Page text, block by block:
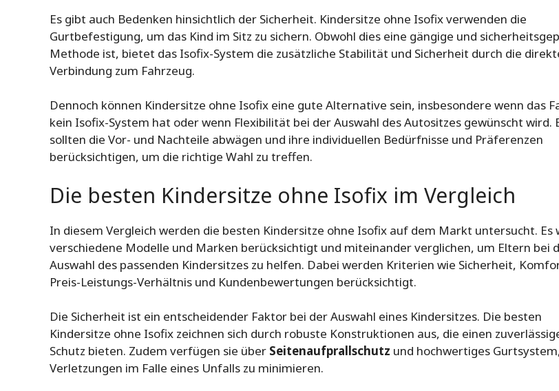
Es gibt auch Bedenken hinsichtlich der Sicherheit. Kindersitze ohne Isofix verwenden die
Gurtbefestigung, um das Kind im Sitz zu sichern. Obwohl dies eine gängige und
Methode ist, bietet das Isofix-System die zusätzliche Stabilität und Sicherheit durch die
Verbindung zum Fahrzeug.
Dennoch können Kindersitze ohne Isofix eine gute Alternative sein, insbesondere wenn das
kein Isofix-System hat oder wenn Flexibilität bei der Auswahl des Autositzes gewünscht wird.
sollten die Vor- und Nachteile abwägen und ihre individuellen Bedürfnisse und Präferenzen
berücksichtigen, um die richtige Wahl zu treffen.
Die besten Kindersitze ohne Isofix im Vergleich
In diesem Vergleich werden die besten Kindersitze ohne Isofix auf dem Markt untersucht. Es
verschiedene Modelle und Marken berücksichtigt und miteinander verglichen, um Eltern bei
Auswahl des passenden Kindersitzes zu helfen. Dabei werden Kriterien wie Sicherheit,
Preis-Leistungs-Verhältnis und Kundenbewertungen berücksichtigt.
Die Sicherheit ist ein entscheidender Faktor bei der Auswahl eines Kindersitzes. Die besten
Kindersitze ohne Isofix zeichnen sich durch robuste Konstruktionen aus, die einen
Schutz bieten. Zudem verfügen sie über Seitenaufprallschutz und hochwertiges
Verletzungen im Falle eines Unfalls zu minimieren.